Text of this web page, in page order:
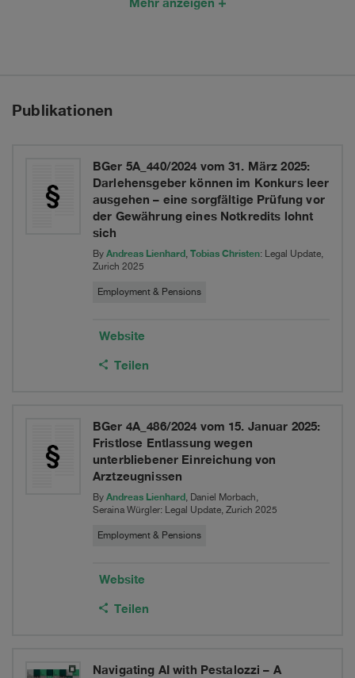
Credit
connection
Salt
million
Publikationen
BGer 5A_440/2024 vom 31. März 2025:
Darlehensgeber können im Konkurs leer
ausgehen – eine sorgfältige Prüfung vor
der Gewährung eines Notkredits lohnt
sich
By Andreas Lienhard, Tobias Christen: Legal Update,
Zurich 2025
Employment & Pensions
Website
Teilen
BGer 4A_486/2024 vom 15. Januar 2025:
Fristlose Entlassung wegen
unterbliebener Einreichung von
Arztzeugnissen
By Andreas Lienhard, Daniel Morbach,
Seraina Würgler: Legal Update, Zurich 2025
Employment & Pensions
Website
Teilen
Navigating AI with Pestalozzi – A